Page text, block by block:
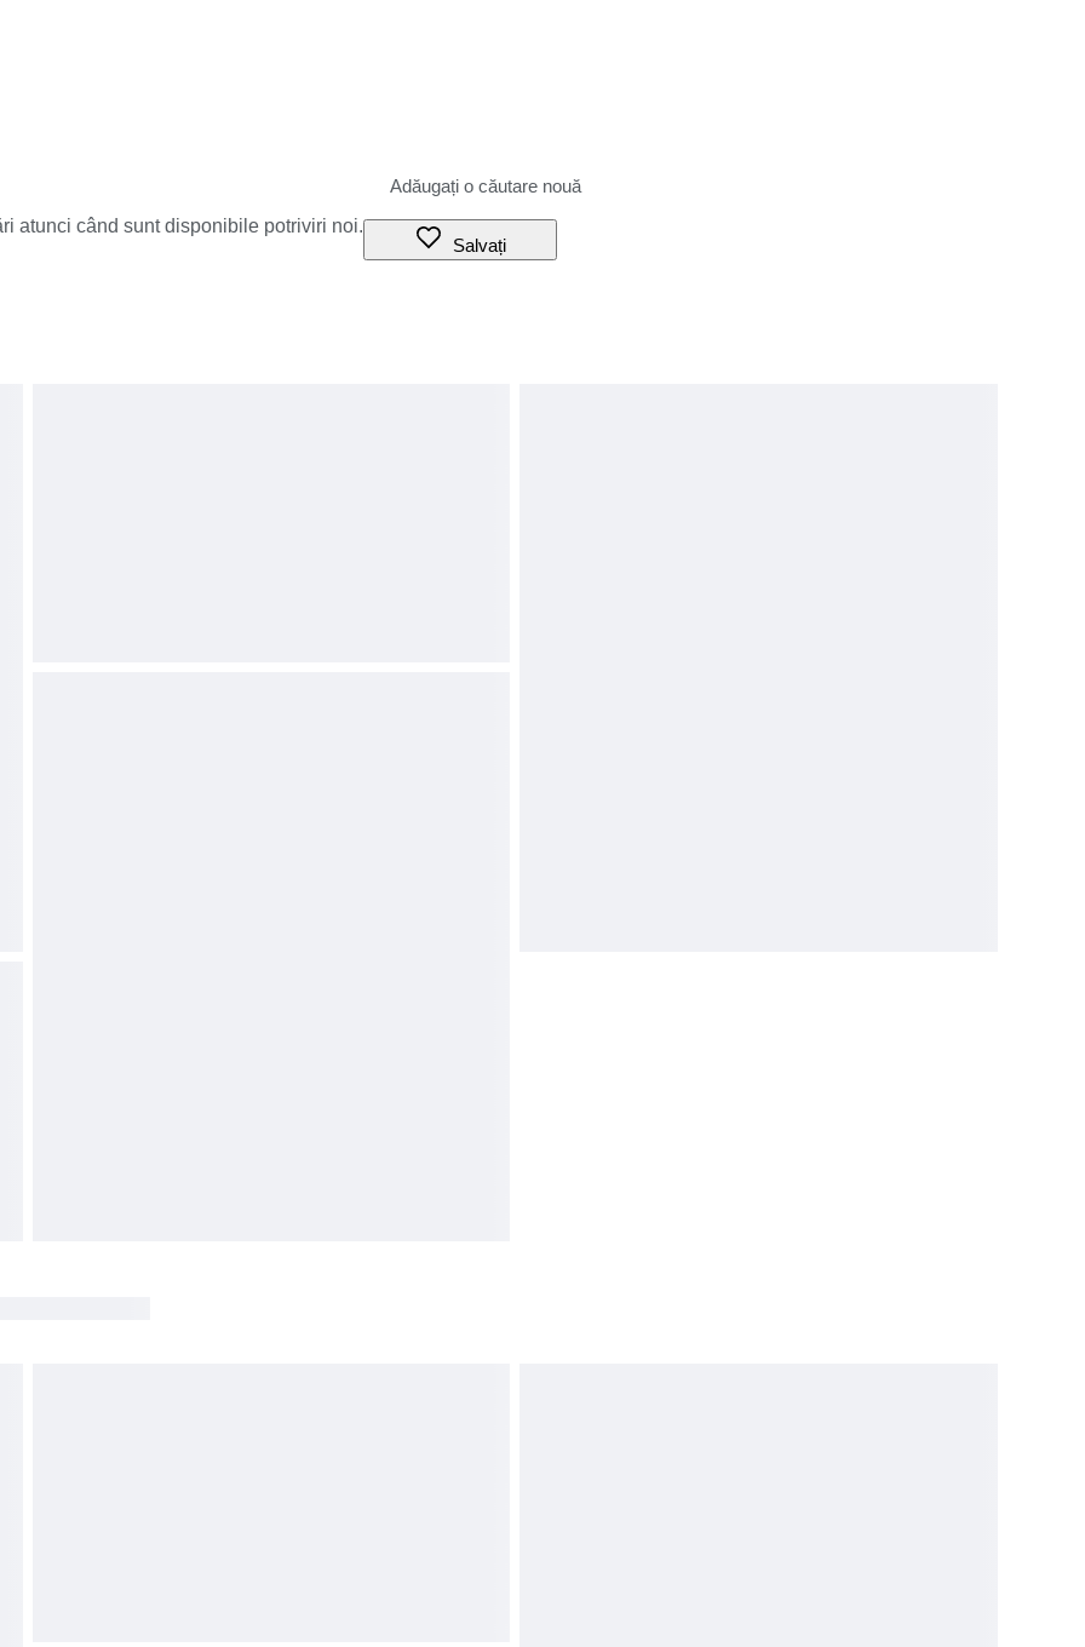
atunci când sunt disponibile potriviri noi.
Salvați